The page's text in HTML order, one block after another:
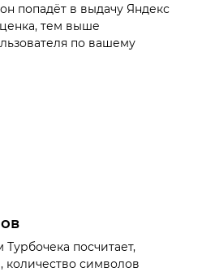
попадёт в выдачу Яндекс
тем выше
по вашему
посчитает,
количество символов